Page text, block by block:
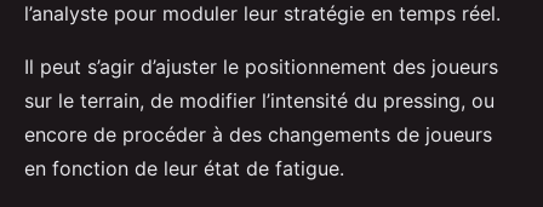
l’analyste pour moduler leur stratégie en temps réel.
Il peut s’agir d’ajuster le positionnement des joueurs
sur le terrain, de modifier l’intensité du pressing, ou
encore de procéder à des changements de joueurs
en fonction de leur état de fatigue.